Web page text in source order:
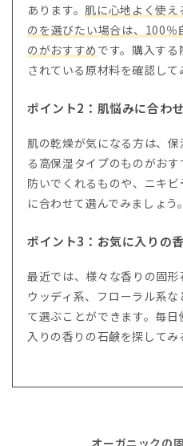
あります。 肌に心地よく使え
のを選びたい場合は、100％
のがおすすめ です。購入す
されている原材料を確認して
ポイント2：肌悩みに合わ
肌の乾燥が気になる方は、
る高保湿タイプのものがお
防いでくれるものや、ニキ
に合わせて選んでみましょう。
ポイント3：お気に入りの
最近では、様々な香りの固
ウッディ系、フローラル系
て選ぶことができます。毎
入りの香りの石鹸を探してみ
オーガニックの